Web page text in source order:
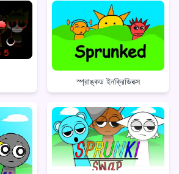
স্প্রাঙ্কড ইনক্রিডিবক্স